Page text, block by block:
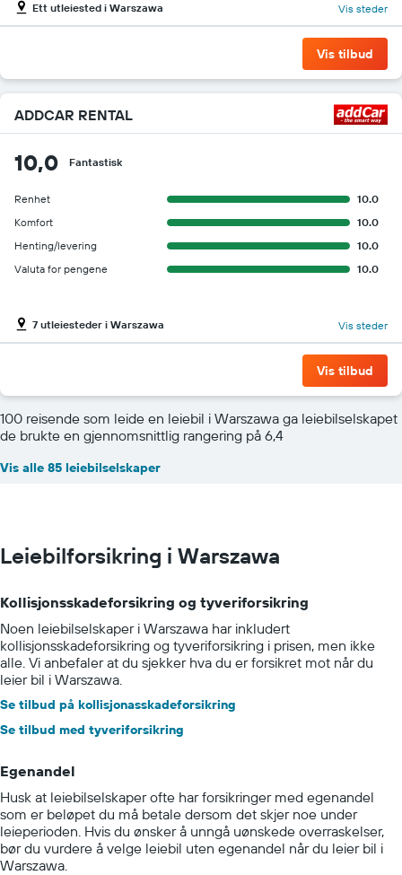
Ett utleiested i Warszawa Vis steder
Vis tilbud
ADDCAR RENTAL
10,0 Fantastisk
Renhet
10.0
Komfort
10.0
Henting/levering
10.0
Valuta for pengene
10.0
7 utleiesteder i Warszawa Vis steder
Vis tilbud
100 reisende som leide en leiebil i Warszawa ga leiebilselskapet
de brukte en gjennomsnittlig rangering på 6,4
Vis alle 85 leiebilselskaper
Leiebilforsikring i Warszawa
Kollisjonsskadeforsikring og tyveriforsikring
Noen leiebilselskaper i Warszawa har inkludert
kollisjonsskadeforsikring og tyveriforsikring i prisen, men ikke
alle. Vi anbefaler at du sjekker hva du er forsikret mot når du
leier bil i Warszawa.
Se tilbud på kollisjonasskadeforsikring
Se tilbud med tyveriforsikring
Egenandel
Husk at leiebilselskaper ofte har forsikringer med egenandel
som er beløpet du må betale dersom det skjer noe under
leieperioden. Hvis du ønsker å unngå uønskede overraskelser,
bør du vurdere å velge leiebil uten egenandel når du leier bil i
Warszawa.